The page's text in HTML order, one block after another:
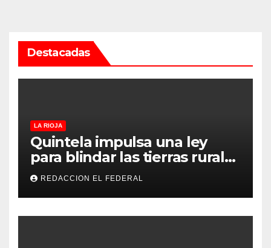
Destacadas
LA RIOJA
Quintela impulsa una ley
para blindar las tierras rurales
de La Rioja: cuáles son los
principales puntos
REDACCION EL FEDERAL